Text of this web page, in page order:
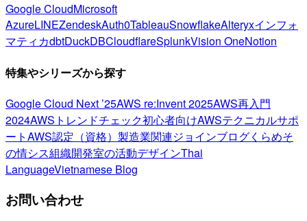
Google CloudMicrosoft
AzureLINEZendeskAuth0TableauSnowflakeAlteryxインフォ
マティカdbtDuckDBCloudflareSplunkVision OneNotion
特集やシリーズから探す
Google Cloud Next ’25AWS re:Invent 2025AWS再入門
2024AWSトレンドチェック初心者向けAWSテクニカルサポ
ートAWS認定（資格） 製造業関連ジョインブログくらめそ
の情シス組織開発室の活動デザインThai
LanguageVietnamese Blog
お問い合わせ